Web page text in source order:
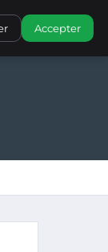
Accepter